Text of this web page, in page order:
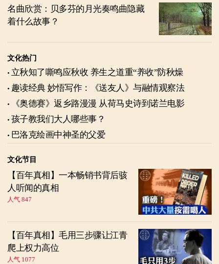
名曲欣赏：贝多芬的月光奏鸣曲隐藏
着什么故事？
文化热门
立秋知了嘶鸣应秋收 养生之道重“养收”防秋燥
趣读经典 妙悟写作：《送友人》与融情观察法
《奥德赛》返乡路漫漫 从荷马史诗到诺兰电影
孩子教我们大人哪些事？
巴洛克绘画中神圣的父爱
文化节目
【百年真相】一本畅销书背后骇
人听闻的真相
人气 847
【百年真相】毛用三步骤让江青
爬上权力高位
人气 1077